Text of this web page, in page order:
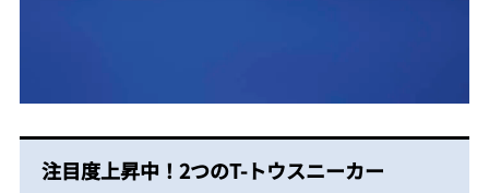
注目度上昇中！2つのT-トウスニーカー